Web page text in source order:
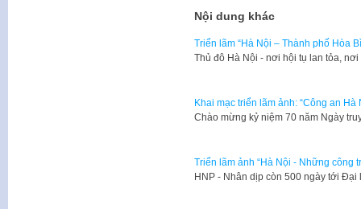
Nội dung khác
Triển lãm “Hà Nội – Thành phố Hòa
Thủ đô Hà Nội - nơi hội tụ lan tỏa,
Khai mạc triển lãm ảnh: “Công an
​Chào mừng kỷ niệm 70 năm Ngày
Triển lãm ảnh “Hà Nội - Những công
​HNP - Nhân dịp còn 500 ngày tới